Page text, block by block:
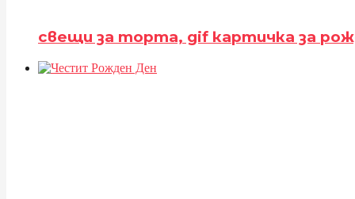
свещи за торта, gif картичка за